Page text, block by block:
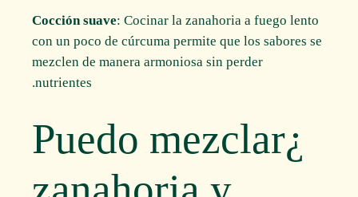
Cocción suave: Cocinar la zanahoria a fuego lento
con un poco de cúrcuma permite que los sabores se
mezclen de manera armoniosa sin perder
nutrientes.
¿Puedo mezclar